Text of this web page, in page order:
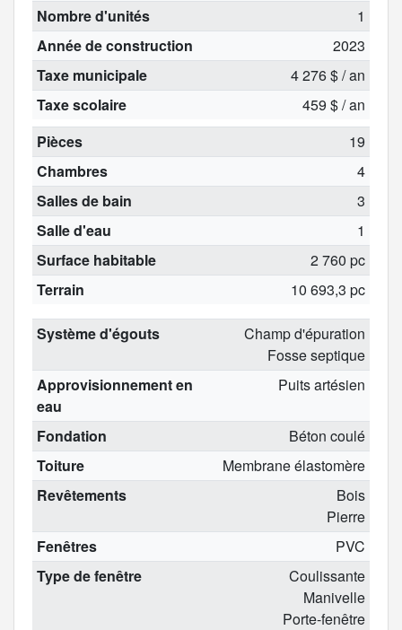
Nombre d'unités
1
Année de construction
2023
Taxe municipale
4 276 $ / an
Taxe scolaire
459 $ / an
Pièces
19
Chambres
4
Salles de bain
3
Salle d'eau
1
Surface habitable
2 760 pc
Terrain
10 693,3 pc
Système d'égouts
Champ d'épuration
Fosse septique
Approvisionnement en
eau
Puits artésien
Fondation
Béton coulé
Toiture
Membrane élastomère
Revêtements
Bois
Pierre
Fenêtres
PVC
Type de fenêtre
Coulissante
Manivelle
Porte-fenêtre